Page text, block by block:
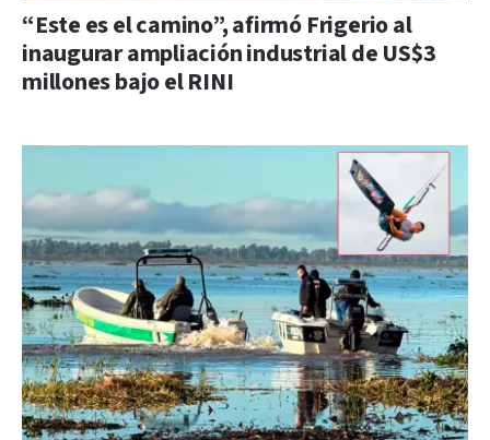
“Este es el camino”, afirmó Frigerio al
inaugurar ampliación industrial de US$3
millones bajo el RINI